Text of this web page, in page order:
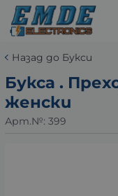
Назад до Букси
Букса .
женски
Арт.№: 399